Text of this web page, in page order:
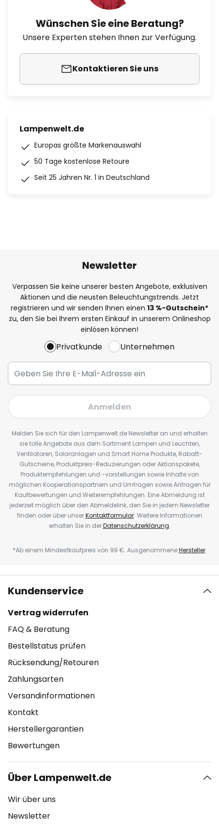
Wünschen Sie eine Beratung?
Unsere Experten stehen Ihnen zur Verfügung.
Kontaktieren Sie uns
Lampenwelt.de
Europas größte Markenauswahl
50 Tage kostenlose Retoure
Seit 25 Jahren Nr. 1 in Deutschland
Newsletter
Verpassen Sie keine unserer besten Angebote, exklusiven
Aktionen und die neusten Beleuchtungstrends. Jetzt
registrieren und wir senden Ihnen einen 13 %-Gutschein*
zu, den Sie bei Ihrem ersten Einkauf in unserem Onlineshop
einlösen können!
Privatkunde Unternehmen
Anmelden
Melden Sie sich für den Lampenwelt.de Newsletter an und erhalten
sie tolle Angebote aus dem Sortiment Lampen und Leuchten,
Ventilatoren, Solaranlagen und Smart Home Produkte, Rabatt-
Gutscheine, Produktpreis-Reduzierungen oder Aktionspakete,
Produktempfehlungen und -vorstellungen sowie Inhalte von
möglichen Kooperationspartnern und Umfragen sowie Anfragen für
Kaufbewertungen und Weiterempfehlungen. Eine Abmeldung ist
jederzeit möglich über den Abmeldelink, den Sie in jedem Newsletter
finden oder über unserKontaktformular. Weitere Informationen
erhalten Sie in derDatenschutzerklärung.
*Ab einem Mindestkaufpreis von 99 €. AusgenommeneHersteller.
Kundenservice
Vertrag widerrufen
FAQ & Beratung
Bestellstatus prüfen
Rücksendung/Retouren
Zahlungsarten
Versandinformationen
Kontakt
Herstellergarantien
Bewertungen
Über Lampenwelt.de
Wir über uns
Newsletter